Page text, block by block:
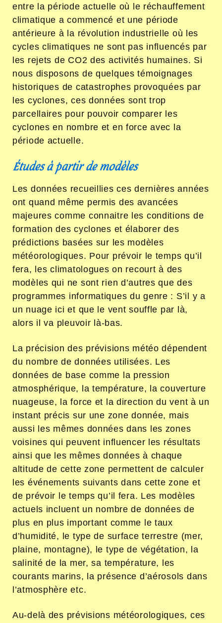
entre la période actuelle où le réchauffement
climatique a commencé et une période
antérieure à la révolution industrielle où les
cycles climatiques ne sont pas influencés par
les rejets de CO2 des activités humaines. Si
nous disposons de quelques témoignages
historiques de catastrophes provoquées par
les cyclones, ces données sont trop
parcellaires pour pouvoir comparer les
cyclones en nombre et en force avec la
période actuelle.
Études à partir de modèles
Les données recueillies ces dernières années
ont quand même permis des avancées
majeures comme connaitre les conditions de
formation des cyclones et élaborer des
prédictions basées sur les modèles
météorologiques. Pour prévoir le temps qu’il
fera, les climatologues on recourt à des
modèles qui ne sont rien d’autres que des
programmes informatiques du genre : S’il y a
un nuage ici et que le vent souffle par là,
alors il va pleuvoir là-bas.
La précision des prévisions météo dépendent
du nombre de données utilisées. Les
données de base comme la pression
atmosphérique, la température, la couverture
nuageuse, la force et la direction du vent à un
instant précis sur une zone donnée, mais
aussi les mêmes données dans les zones
voisines qui peuvent influencer les résultats
ainsi que les mêmes données à chaque
altitude de cette zone permettent de calculer
les événements suivants dans cette zone et
de prévoir le temps qu’il fera. Les modèles
actuels incluent un nombre de données de
plus en plus important comme le taux
d’humidité, le type de surface terrestre (mer,
plaine, montagne), le type de végétation, la
salinité de la mer, sa température, les
courants marins, la présence d’aérosols dans
l’atmosphère etc.
Au-delà des prévisions météorologiques, ces